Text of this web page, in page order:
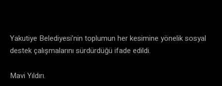
Yakutiye Belediyesi’nin toplumun her kesimine yönelik sosyal
destek çalışmalarını sürdürdüğü ifade edildi.
Mavi Yıldırı.